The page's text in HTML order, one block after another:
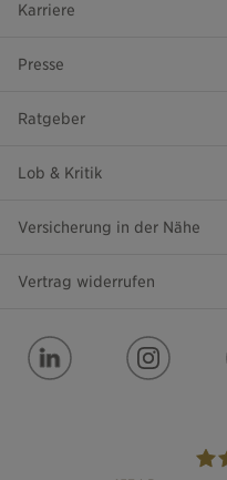
Karriere
Presse
Ratgeber
Lob & Kritik
Versicherung in der Nähe
Vertrag widerrufen